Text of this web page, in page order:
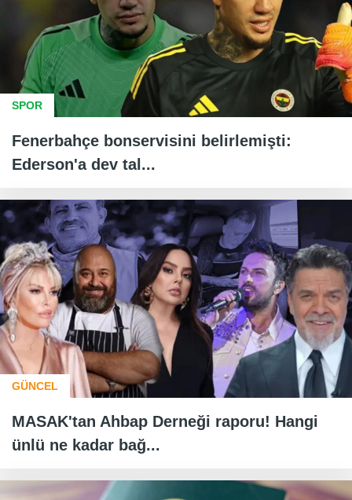
SPOR
Fenerbahçe bonservisini belirlemişti:
Ederson'a dev tal...
GÜNCEL
MASAK'tan Ahbap Derneği raporu! Hangi
ünlü ne kadar bağ...